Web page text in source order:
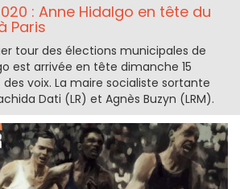
: Anne Hidalgo en tête du
Paris
tour des élections municipales de
est arrivée en tête dimanche 15
des voix. La maire socialiste sortante
Dati (LR) et Agnès Buzyn (LRM).